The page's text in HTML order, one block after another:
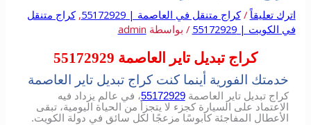
اترك تعليقاً /كراج متنقل في العاصمة | 55172929 ,كراج متنقل
في الكويت | 55172929
/ بواسطة admin
كراج تبديل تاير العاصمة 55172929
خدمتك الفورية أينما كنت كراج تبديل تاير العاصمة
كراج تبديل تاير العاصمة55172929، في عالم يزداد فيه
الاعتماد على السيارة كجزء لا يتجزأ من الحياة اليومية، تبقى
الأعطال المفاجئة كابوسًا مزعجًا لكل سائق في دولة الكويت.